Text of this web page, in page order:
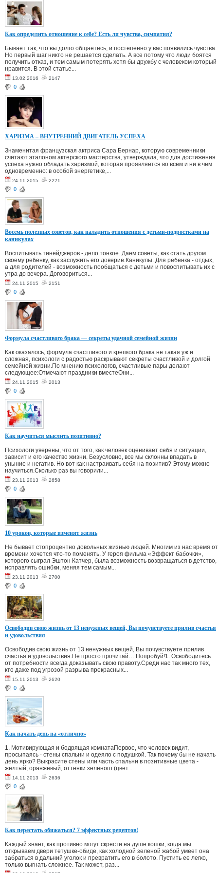
Как определить отношение к себе? Есть ли чувства, симпатия?
Бывает так, что вы долго общаетесь, и постепенно у вас появились чувства.
Но первый шаг никто не решается сделать. А все потому что люди боятся
получить отказ, и тем самым потерять хотя бы дружбу с человеком который
нравится. В этой статье...
13.02.2016 2147
0
ХАРИЗМА – ВНУТРЕННИЙ ДВИГАТЕЛЬ УСПЕХА
Знаменитая французская актриса Сара Бернар, которую современники
считают эталоном актерского мастерства, утверждала, что для достижения
успеха нужно обладать харизмой, которая проявляется во всем и ни в чем
одновременно: в особой энергетике,...
24.11.2015 2221
0
Восемь полезных советов, как наладить отношения с детьми-подростками на
каникулах
Воспитывать тинейджеров - дело тонкое. Даем советы, как стать другом
своему ребенку, как заслужить его доверие.Каникулы. Для ребенка - отдых,
а для родителей - возможность пообщаться с детьми и повоспитывать их с
утра до вечера. Договориться...
24.11.2015 2151
0
Формула счастливого брака — секреты удачной семейной жизни
Как оказалось, формула счастливого и крепкого брака не такая уж и
сложная, психологи с радостью раскрывают секреты счастливой и долгой
семейной жизни.По мнению психологов, счастливые пары делают
следующее:Отмечают праздники вместеОни...
24.11.2015 2013
0
Как научиться мыслить позитивно?
Психологи уверены, что от того, как человек оценивает себя и ситуации,
зависит и его качество жизни. Безусловно, все мы склонны впадать в
уныние и негатив. Но вот как настраивать себя на позитив? Этому можно
научиться.Сколько раз вы говорили...
23.11.2013 2658
0
10 уроков, которые изменят жизнь
Не бывает стопроцентно довольных жизнью людей. Многим из нас время от
времени хочется что-то поменять. У героя фильма «Эффект бабочки»,
которого сыграл Эштон Катчер, была возможность возвращаться в детство,
исправлять ошибки, меняя тем самым...
23.11.2013 2700
0
Освободив свою жизнь от 13 ненужных вещей, Вы почувствуете прилив счастья
и удовольствия
Освободив свою жизнь от 13 ненужных вещей, Вы почувствуете прилив
счастья и удовольствия.Не просто прочитай… Попробуй!1. Освободитесь
от потребности всегда доказывать свою правоту.Среди нас так много тех,
кто даже под угрозой разрыва прекрасных...
15.11.2013 2620
0
Как начать день на «отлично»
1. Мотивирующая и бодрящая комнатаПервое, что человек видит,
просыпаясь - стены спальни и одеяло с подушкой. Так почему бы не начать
день ярко? Выкрасите стены или часть спальни в позитивные цвета -
желтый, оранжевый, оттенки зеленого (цвет...
14.11.2013 2636
0
Как перестать обижаться? 7 эффектных рецептов!
Каждый знает, как противно могут скрести на душе кошки, когда мы
открываем двери тетушке-обиде, как холодной зеленой жабой умеет она
забраться в дальний уголок и превратить его в болото. Пустить ее легко,
только выгнать сложнее. Так может, раз...